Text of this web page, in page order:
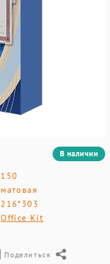
В наличии
150
матовая
216*303
Office Kit
Поделиться